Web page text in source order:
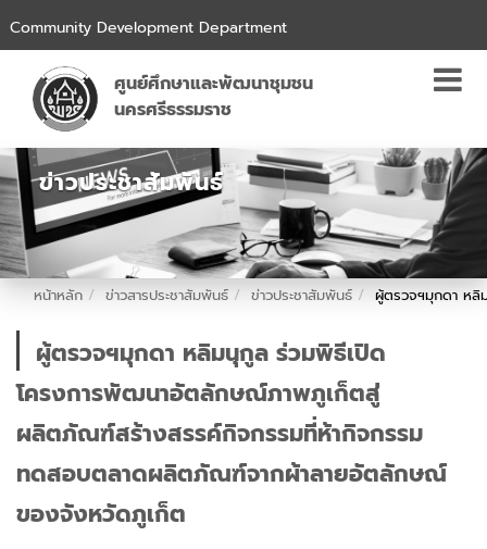
Community Development Department
ศูนย์ศึกษาและพัฒนาชุมชน
นครศรีธรรมราช
ข่าวประชาสัมพันธ์
หน้าหลัก ข่าวสารประชาสัมพันธ์ ข่าวประชาสัมพันธ์ ผู้ตรวจฯมุกดา ห
ผู้ตรวจฯมุกดา หลิมนุกูล ร่วมพิธีเปิด
โครงการพัฒนาอัตลักษณ์ภาพภูเก็ตสู่
ผลิตภัณฑ์สร้างสรรค์กิจกรรมที่ห้ากิจกรรม
ทดสอบตลาดผลิตภัณฑ์จากผ้าลายอัตลักษณ์
ของจังหวัดภูเก็ต